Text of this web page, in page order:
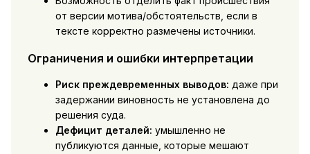
от версии мотива/обстоятельств, если в
тексте корректно размечены источники.
Ограничения и ошибки интерпретации
Риск преждевременных выводов: даже при
задержании виновность не установлена до
решения суда.
Дефицит деталей: умышленно не
публикуются данные, которые мешают